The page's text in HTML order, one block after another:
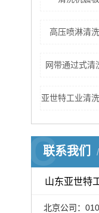
高压喷淋清
网带通过式清
亚世特工业清
联系我们
C
山东亚世特
北京公司：